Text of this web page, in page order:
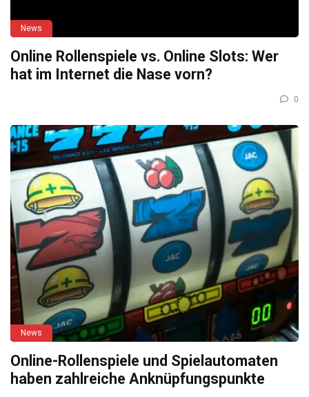
News
Online Rollenspiele vs. Online Slots: Wer
hat im Internet die Nase vorn?
0
News
Online-Rollenspiele und Spielautomaten
haben zahlreiche Anknüpfungspunkte